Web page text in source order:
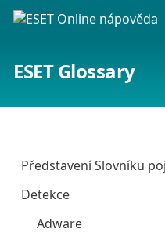
ESET Glossary